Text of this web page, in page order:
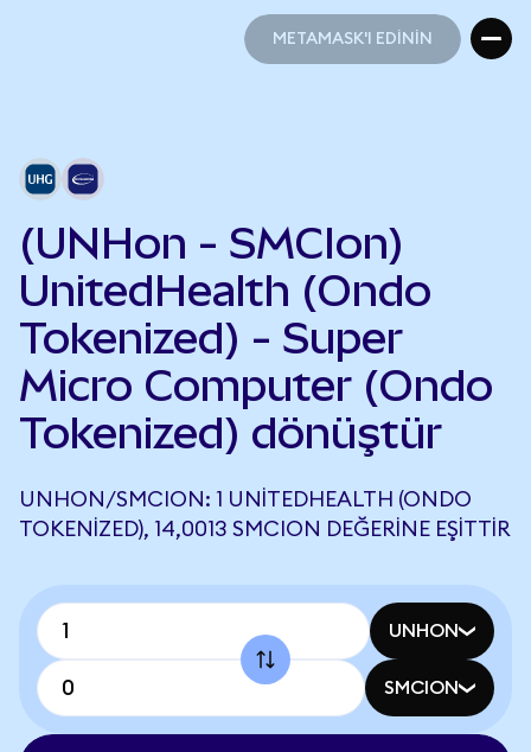
METAMASK'I EDİNİN
(UNHon - SMCIon)
UnitedHealth (Ondo
Tokenized) - Super
Micro Computer (Ondo
Tokenized) dönüştür
UNHON/SMCION: 1 UNITEDHEALTH (ONDO
TOKENIZED), 14,0013 SMCION DEĞERINE EŞITTIR
UNHON
SMCION